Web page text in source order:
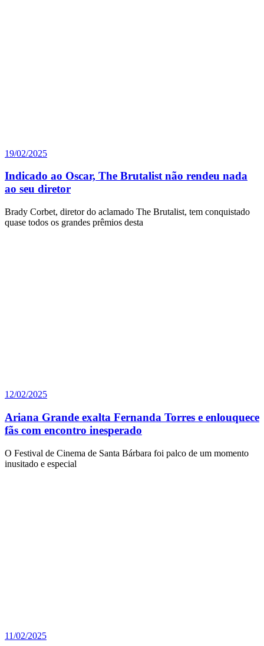
19/02/2025
Indicado ao Oscar, The Brutalist não rendeu nada
ao seu diretor
Brady Corbet, diretor do aclamado The Brutalist, tem conquistado
quase todos os grandes prêmios desta
12/02/2025
Ariana Grande exalta Fernanda Torres e enlouquece
fãs com encontro inesperado
O Festival de Cinema de Santa Bárbara foi palco de um momento
inusitado e especial
11/02/2025